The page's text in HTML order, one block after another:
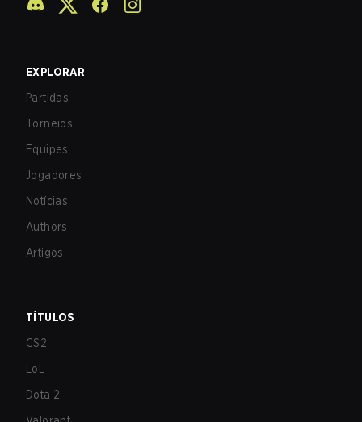
EXPLORAR
Partidas
Torneios
Equipes
Jogadores
Notícias
Authors
Artigos
TÍTULOS
CS2
LoL
Dota 2